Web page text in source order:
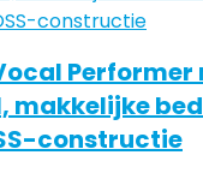
makkelijke
constructie